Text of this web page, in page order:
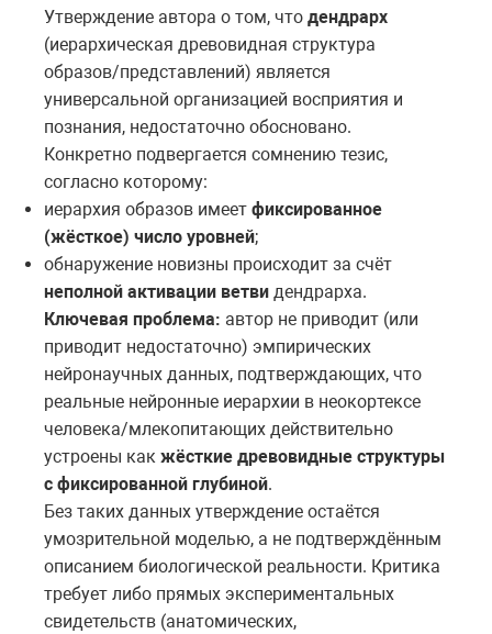
Утверждение автора о том, что дендрарх
(иерархическая древовидная структура
образов/представлений) является
универсальной организацией восприятия и
познания, недостаточно обосновано.
Конкретно подвергается сомнению тезис,
согласно которому:
иерархия образов имеет фиксированное
(жёсткое) число уровней;
обнаружение новизны происходит за счёт
неполной активации ветви дендрарха.
Ключевая проблема: автор не приводит (или
приводит недостаточно) эмпирических
нейронаучных данных, подтверждающих, что
реальные нейронные иерархии в неокортексе
человека/млекопитающих действительно
устроены как жёсткие древовидные структуры
с фиксированной глубиной.
Без таких данных утверждение остаётся
умозрительной моделью, а не подтверждённым
описанием биологической реальности. Критика
требует либо прямых экспериментальных
свидетельств (анатомических,